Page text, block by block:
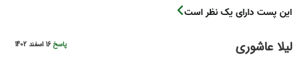
این پست دارای یک نظر است
لیلا عاشوری پاسخ 16 اسفند 1402